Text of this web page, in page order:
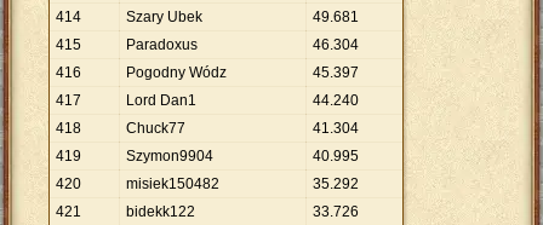
414
Szary Ubek 49.681
415
Paradoxus 46.304
416
Pogodny Wódz 45.397
417
Lord Dan1 44.240
418
Chuck77 41.304
419
Szymon9904 40.995
420
misiek150482 35.292
421
bidekk122 33.726